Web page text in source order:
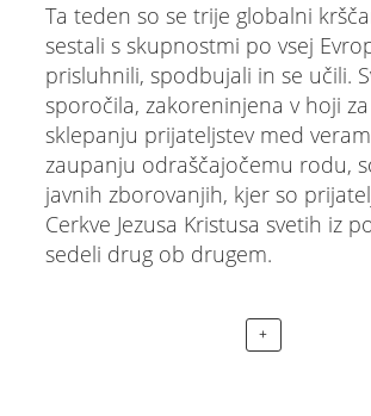
Ta teden so se trije globalni
sestali s skupnostmi po vsej
prisluhnili, spodbujali in se učili.
sporočila, zakoreninjena v hoji za
sklepanju prijateljstev med
zaupanju odraščajočemu rodu,
javnih zborovanjih, kjer so
Cerkve Jezusa Kristusa svetih iz
sedeli drug ob drugem.
+